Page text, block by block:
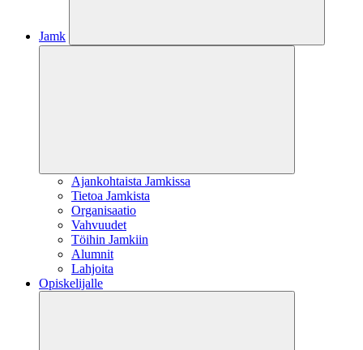
Jamk
Ajankohtaista Jamkissa
Tietoa Jamkista
Organisaatio
Vahvuudet
Töihin Jamkiin
Alumnit
Lahjoita
Opiskelijalle